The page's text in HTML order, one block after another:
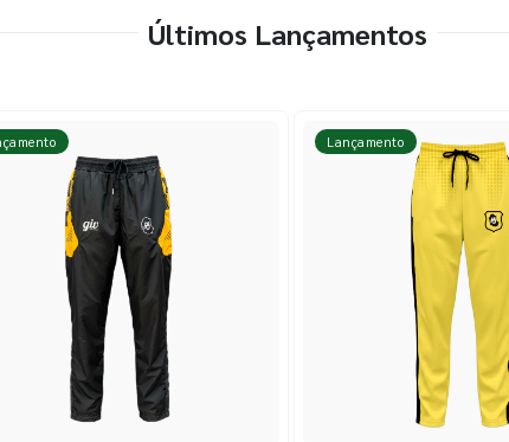
Últimos Lançamentos
Lançamento